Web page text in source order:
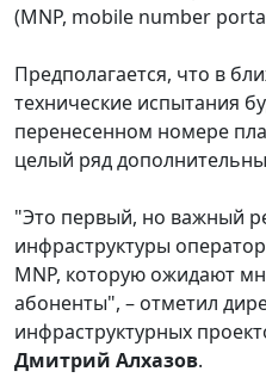
(MNP, mobile number
Предполагается, что в
технические испытания
перенесенном номере
целый ряд
"Это первый, но важный
инфраструктуры
MNP, которую ожидают
абоненты", – отметил
инфраструктурных
Дмитрий Алхазов.